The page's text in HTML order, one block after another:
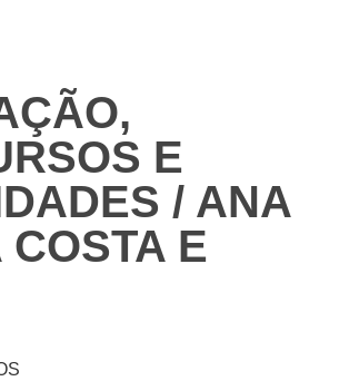
E
/ ANA
E